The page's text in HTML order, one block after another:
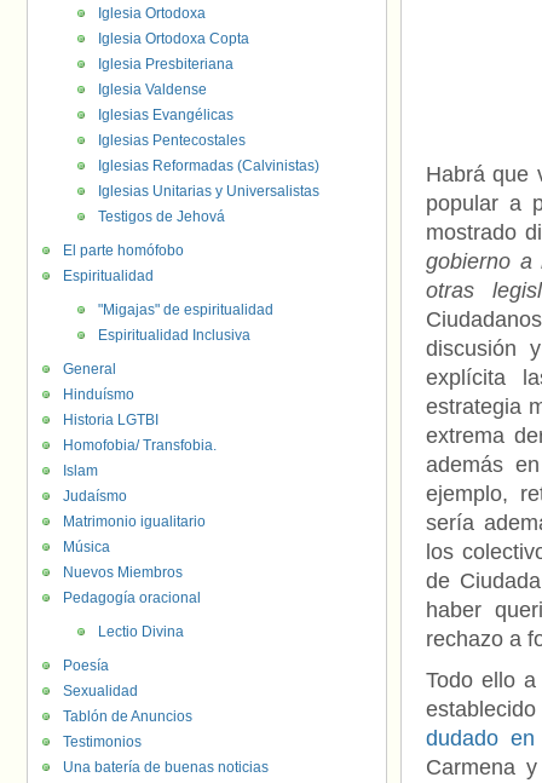
Habrá que
popular a
mostrado
gobierno a
otras
discusión
explícita
estrategia
extrema
además
ejemplo,
sería
los
de
haber
rechazo a
Todo ello
dudado en
Carmena
Iglesia Ortodoxa
Iglesia Ortodoxa Copta
Iglesia Presbiteriana
Iglesia Valdense
Iglesias Evangélicas
Iglesias Pentecostales
Iglesias Reformadas (Calvinistas)
Iglesias Unitarias y Universalistas
Testigos de Jehová
El parte homófobo
Espiritualidad
"Migajas" de espiritualidad
Espiritualidad Inclusiva
General
Hinduísmo
Historia LGTBI
Homofobia/ Transfobia.
Islam
Judaísmo
Matrimonio igualitario
Música
Nuevos Miembros
Pedagogía oracional
Lectio Divina
Poesía
Sexualidad
Tablón de Anuncios
Testimonios
Una batería de buenas noticias